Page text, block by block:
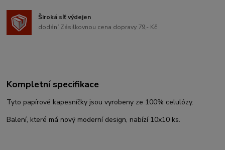
Široká síť výdejen
dodání Zásilkovnou cena dopravy 79,- Kč
Kompletní specifikace
Tyto papírové kapesníčky jsou vyrobeny ze 100% celulózy.
Balení, které má nový moderní design, nabízí 10x10 ks.